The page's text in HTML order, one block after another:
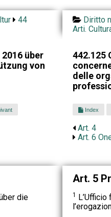
44
Diritto
Arti.
über
von
442.125
delle
Index
Art. 4
Art. 6
die
Art. 5
1